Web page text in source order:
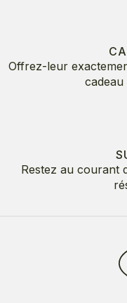
Offrez-leur
Restez au courant